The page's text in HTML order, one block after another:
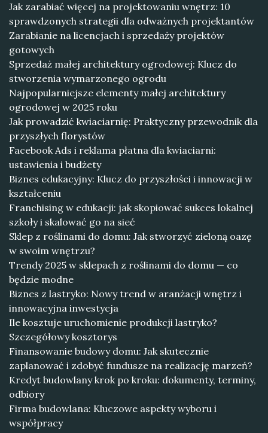
Jak zarabiać więcej na projektowaniu wnętrz: 10
sprawdzonych strategii dla odważnych projektantów
Zarabianie na licencjach i sprzedaży projektów
gotowych
Sprzedaż małej architektury ogrodowej: Klucz do
stworzenia wymarzonego ogrodu
Najpopularniejsze elementy małej architektury
ogrodowej w 2025 roku
Jak prowadzić kwiaciarnię: Praktyczny przewodnik dla
przyszłych florystów
Facebook Ads i reklama płatna dla kwiaciarni:
ustawienia i budżety
Biznes edukacyjny: Klucz do przyszłości i innowacji w
kształceniu
Franchising w edukacji: jak skopiować sukces lokalnej
szkoły i skalować go na sieć
Sklep z roślinami do domu: Jak stworzyć zieloną oazę
w swoim wnętrzu?
Trendy 2025 w sklepach z roślinami do domu — co
będzie modne
Biznes z lastryko: Nowy trend w aranżacji wnętrz i
innowacyjna inwestycja
Ile kosztuje uruchomienie produkcji lastryko?
Szczegółowy kosztorys
Finansowanie budowy domu: Jak skutecznie
zaplanować i zdobyć fundusze na realizację marzeń?
Kredyt budowlany krok po kroku: dokumenty, terminy,
odbiory
Firma budowlana: Kluczowe aspekty wyboru i
współpracy